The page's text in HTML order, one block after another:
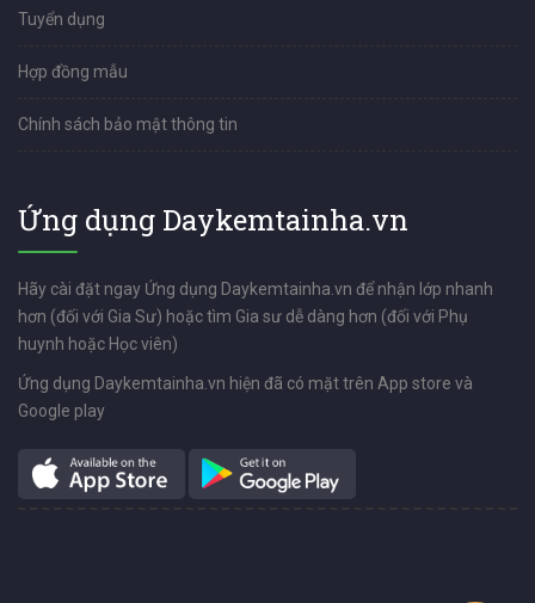
Tuyển dụng
Hợp đồng mẫu
Chính sách bảo mật thông tin
Ứng dụng Daykemtainha.vn
Hãy cài đặt ngay Ứng dụng Daykemtainha.vn để nhận lớp nhanh
hơn (đối với Gia Sư) hoặc tìm Gia sư dễ dàng hơn (đối với Phụ
huynh hoặc Học viên)
Ứng dụng Daykemtainha.vn hiện đã có mặt trên App store và
Google play